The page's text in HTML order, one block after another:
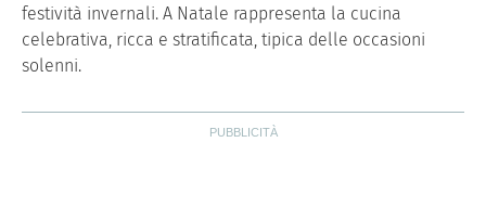
festività invernali. A Natale rappresenta la cucina
celebrativa, ricca e stratificata, tipica delle occasioni
solenni.